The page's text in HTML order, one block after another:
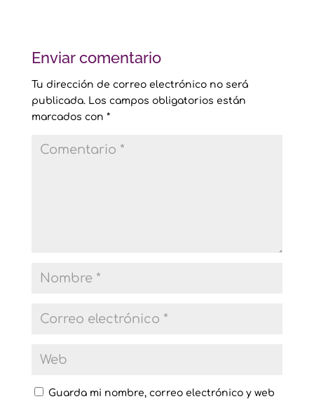
Enviar comentario
Tu dirección de correo electrónico no será
publicada. Los campos obligatorios están
marcados con *
Guarda mi nombre, correo electrónico y web